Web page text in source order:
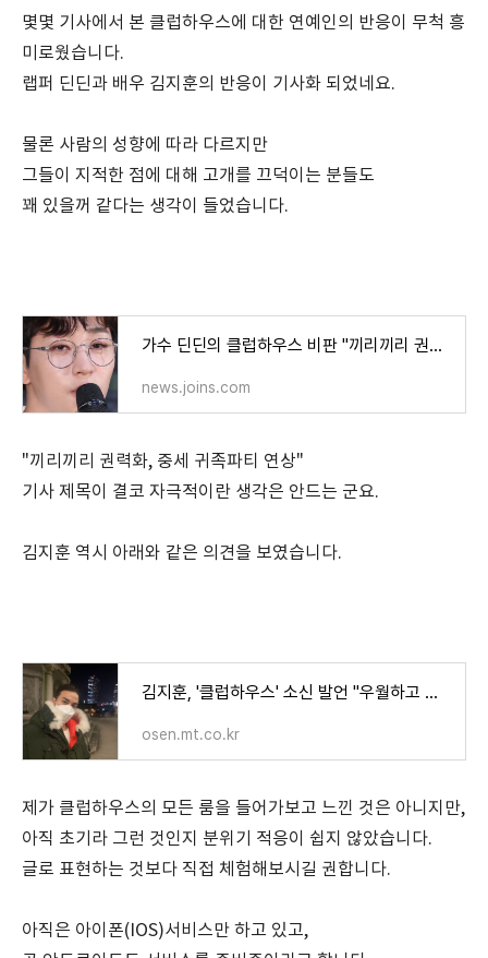
몇몇 기사에서 본 클럽하우스에 대한 연예인의 반응이 무척 흥
미로웠습니다.
랩퍼 딘딘과 배우 김지훈의 반응이 기사화 되었네요.
물론 사람의 성향에 따라 다르지만
그들이 지적한 점에 대해 고개를 끄덕이는 분들도
꽤 있을꺼 같다는 생각이 들었습니다.
가수 딘딘의 클럽하우스 비판 "끼리끼리 권력화, 중세 귀족파티"
news.joins.com
"끼리끼리 권력화, 중세 귀족파티 연상"
기사 제목이 결코 자극적이란 생각은 안드는 군요.
김지훈 역시 아래와 같은 의견을 보였습니다.
김지훈, '클럽하우스' 소신 발언 "우월하고 우쭐대고 싶은 심리"
osen.mt.co.kr
제가 클럽하우스의 모든 룸을 들어가보고 느낀 것은 아니지만,
아직 초기라 그런 것인지 분위기 적응이 쉽지 않았습니다.
글로 표현하는 것보다 직접 체험해보시길 권합니다.
아직은 아이폰(IOS)서비스만 하고 있고,